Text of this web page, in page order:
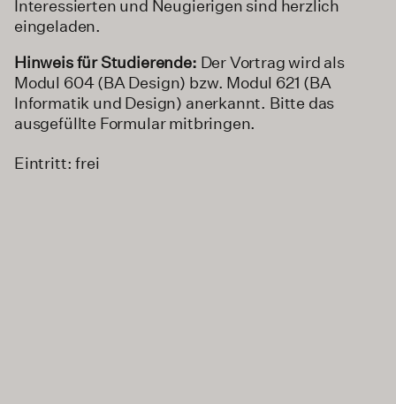
Interessierten und Neugierigen sind herzlich
eingeladen.
Hinweis für Studierende: Der Vortrag wird als
Modul 604 (BA Design) bzw. Modul 621 (BA
Informatik und Design) anerkannt. Bitte das
ausgefüllte Formular mitbringen.
Eintritt: frei